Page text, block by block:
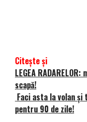
Citește și
LEGEA
scapă!
Faci asta la volan şi
pentru 90 de zile!